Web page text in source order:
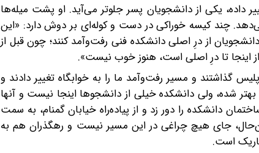
داده، یکی از دانشجویان پسر جلوتر می‌آید. او پشت میله‌ها
چند کیسه خوراکی در دست و کوله‌ای بر دوش دارد: «این
از درِ اصلی دانشکده فنی رفت‌و‌آمد کنند؛ چون قبل از
اینجا تا درِ اصلی است، هنوز خوب نیست».
گذاشتند و مسیر رفت‌و‌آمد ما را به خوابگاه تغییر دادند و
شده، ولی دانشکده خیلی از دانشجوها اینجا نیست و آنها
دانشکده را دور زد و از پیاده‌راه خیابان گمنام، به سمت
جای هیچ چراغی در این مسیر نیست و رهگذران هم به
است.